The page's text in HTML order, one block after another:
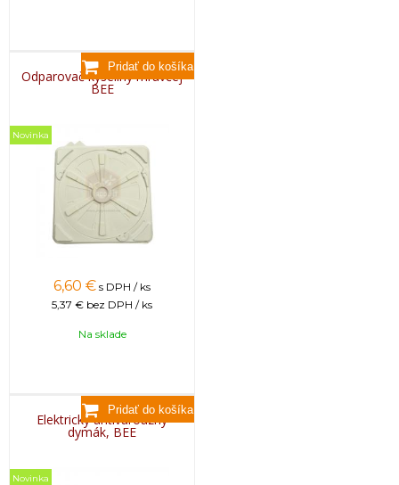
Odparovač kyseliny mravčej
BEE
Novinka
6,60 € s DPH / ks
5,37 € bez DPH / ks
Na sklade
Elektrický antivaroázny
dymák, BEE
Novinka